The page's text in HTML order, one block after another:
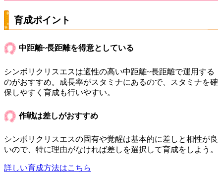
育成ポイント
中距離~長距離を得意としている
シンボリクリスエスは適性の高い中距離~長距離で運用する
のがおすすめ。成長率がスタミナにあるので、スタミナを確
保しやすく育成も行いやすい。
作戦は差しがおすすめ
シンボリクリスエスの固有や覚醒は基本的に差しと相性が良
いので、特に理由がなければ差しを選択して育成をしよう。
詳しい育成方法はこちら